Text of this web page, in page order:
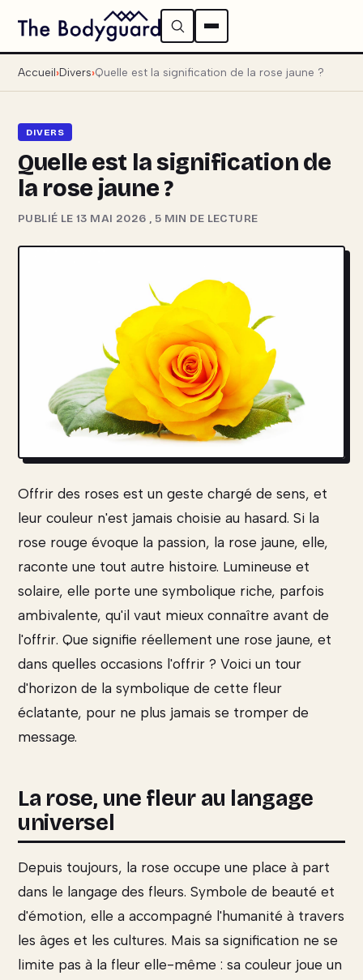
Accueil Divers Quelle est la signification de la rose jaune ?
DIVERS
Quelle est la signification de
la rose jaune ?
PUBLIÉ LE 13 MAI 2026 , 5 MIN DE LECTURE
Offrir des roses est un geste chargé de sens, et
leur couleur n'est jamais choisie au hasard. Si la
rose rouge évoque la passion, la rose jaune, elle,
raconte une tout autre histoire. Lumineuse et
solaire, elle porte une symbolique riche, parfois
ambivalente, qu'il vaut mieux connaître avant de
l'offrir. Que signifie réellement une rose jaune, et
dans quelles occasions l'offrir ? Voici un tour
d'horizon de la symbolique de cette fleur
éclatante, pour ne plus jamais se tromper de
message.
La rose, une fleur au langage
universel
Depuis toujours, la rose occupe une place à part
dans le langage des fleurs. Symbole de beauté et
d'émotion, elle a accompagné l'humanité à travers
les âges et les cultures. Mais sa signification ne se
limite pas à la fleur elle-même : sa couleur joue un